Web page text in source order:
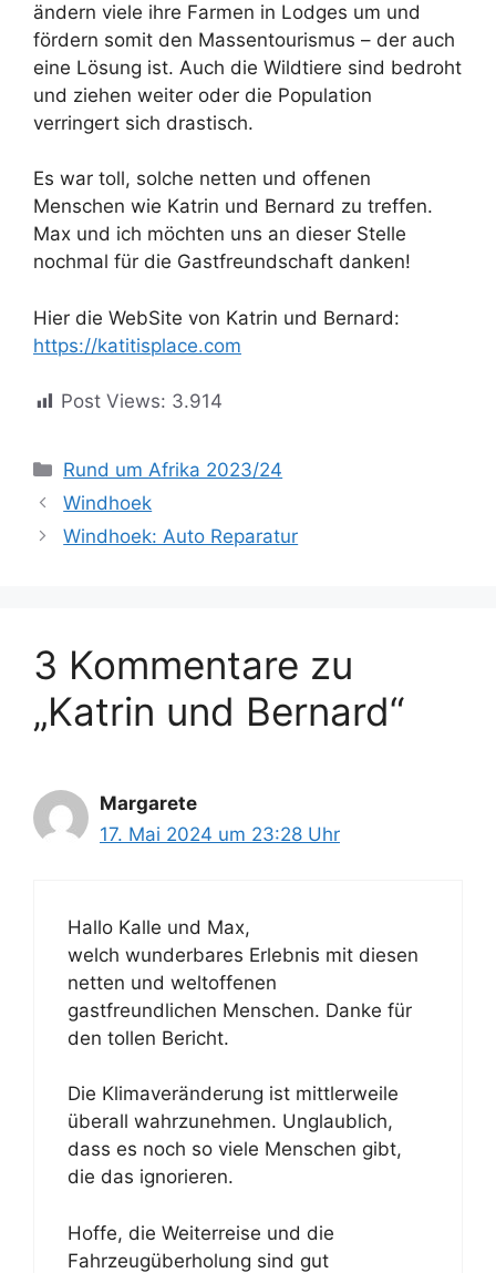
ändern viele ihre Farmen in Lodges um und
fördern somit den Massentourismus – der auch
eine Lösung ist. Auch die Wildtiere sind bedroht
und ziehen weiter oder die Population
verringert sich drastisch.
Es war toll, solche netten und offenen
Menschen wie Katrin und Bernard zu treffen.
Max und ich möchten uns an dieser Stelle
nochmal für die Gastfreundschaft danken!
Hier die WebSite von Katrin und Bernard:
https://katitisplace.com
Post Views: 3.914
Kategorien
Rund um Afrika 2023/24
Windhoek
Windhoek: Auto Reparatur
3 Kommentare zu
„Katrin und Bernard“
Margarete
17. Mai 2024 um 23:28 Uhr
Hallo Kalle und Max,
welch wunderbares Erlebnis mit diesen
netten und weltoffenen
gastfreundlichen Menschen. Danke für
den tollen Bericht.
Die Klimaveränderung ist mittlerweile
überall wahrzunehmen. Unglaublich,
dass es noch so viele Menschen gibt,
die das ignorieren.
Hoffe, die Weiterreise und die
Fahrzeugüberholung sind gut